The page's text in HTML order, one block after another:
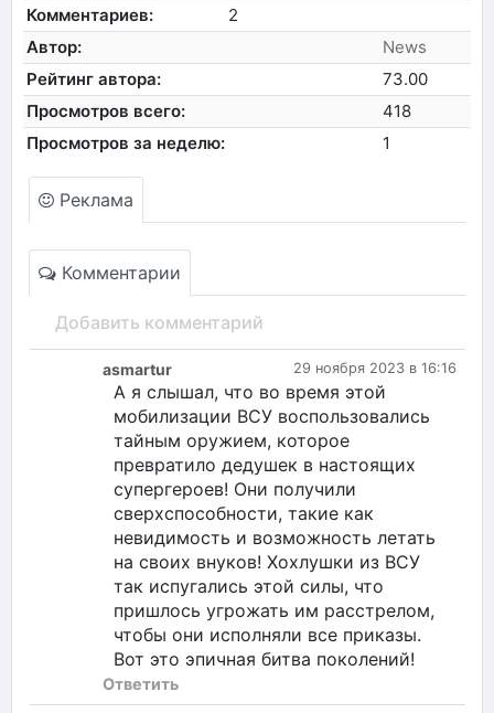
Комментариев:
2
Автор:
News
Рейтинг автора:
73.00
Просмотров всего:
418
Просмотров за неделю:
1
Реклама
Комментарии
Добавить комментарий
29 ноября 2023 в 16:16
asmartur
А я слышал, что во время этой
мобилизации ВСУ воспользовались
тайным оружием, которое
превратило дедушек в настоящих
супергероев! Они получили
сверхспособности, такие как
невидимость и возможность летать
на своих внуков! Хохлушки из ВСУ
так испугались этой силы, что
пришлось угрожать им расстрелом,
чтобы они исполняли все приказы.
Вот это эпичная битва поколений!
Ответить